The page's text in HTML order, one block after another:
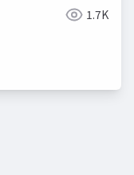
databasehcl technologies
hcl
1.7K